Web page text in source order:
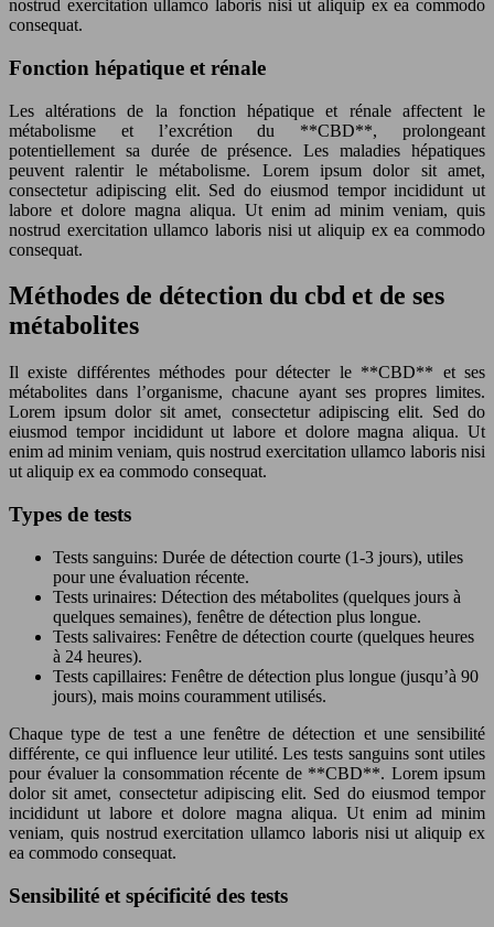
nostrud exercitation ullamco laboris nisi ut aliquip ex ea commodo
consequat.
Fonction hépatique et rénale
Les altérations de la fonction hépatique et rénale affectent le
métabolisme et l’excrétion du **CBD**, prolongeant
potentiellement sa durée de présence. Les maladies hépatiques
peuvent ralentir le métabolisme. Lorem ipsum dolor sit amet,
consectetur adipiscing elit. Sed do eiusmod tempor incididunt ut
labore et dolore magna aliqua. Ut enim ad minim veniam, quis
nostrud exercitation ullamco laboris nisi ut aliquip ex ea commodo
consequat.
Méthodes de détection du cbd et de ses
métabolites
Il existe différentes méthodes pour détecter le **CBD** et ses
métabolites dans l’organisme, chacune ayant ses propres limites.
Lorem ipsum dolor sit amet, consectetur adipiscing elit. Sed do
eiusmod tempor incididunt ut labore et dolore magna aliqua. Ut
enim ad minim veniam, quis nostrud exercitation ullamco laboris nisi
ut aliquip ex ea commodo consequat.
Types de tests
Tests sanguins: Durée de détection courte (1-3 jours), utiles
pour une évaluation récente.
Tests urinaires: Détection des métabolites (quelques jours à
quelques semaines), fenêtre de détection plus longue.
Tests salivaires: Fenêtre de détection courte (quelques heures
à 24 heures).
Tests capillaires: Fenêtre de détection plus longue (jusqu’à 90
jours), mais moins couramment utilisés.
Chaque type de test a une fenêtre de détection et une sensibilité
différente, ce qui influence leur utilité. Les tests sanguins sont utiles
pour évaluer la consommation récente de **CBD**. Lorem ipsum
dolor sit amet, consectetur adipiscing elit. Sed do eiusmod tempor
incididunt ut labore et dolore magna aliqua. Ut enim ad minim
veniam, quis nostrud exercitation ullamco laboris nisi ut aliquip ex
ea commodo consequat.
Sensibilité et spécificité des tests